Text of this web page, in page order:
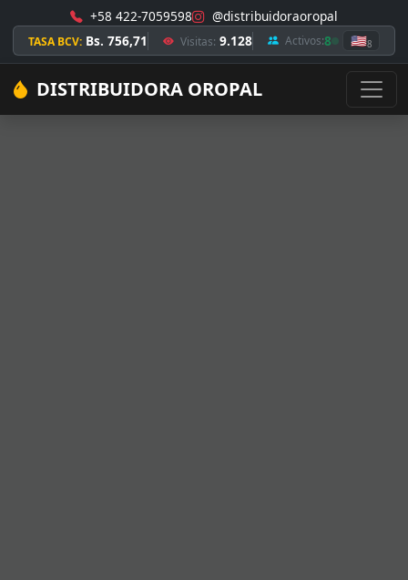
+58 422-7059598 @distribuidoraoropal
TASA BCV: Bs. 756,71 Visitas: 9.128 Activos:8 🇺🇸8
DISTRIBUIDORA OROPAL